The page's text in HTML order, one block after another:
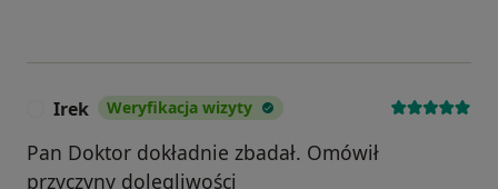
Irek Weryfikacja wizyty
Pan Doktor dokładnie zbadał. Omówił
przyczyny dolegliwości